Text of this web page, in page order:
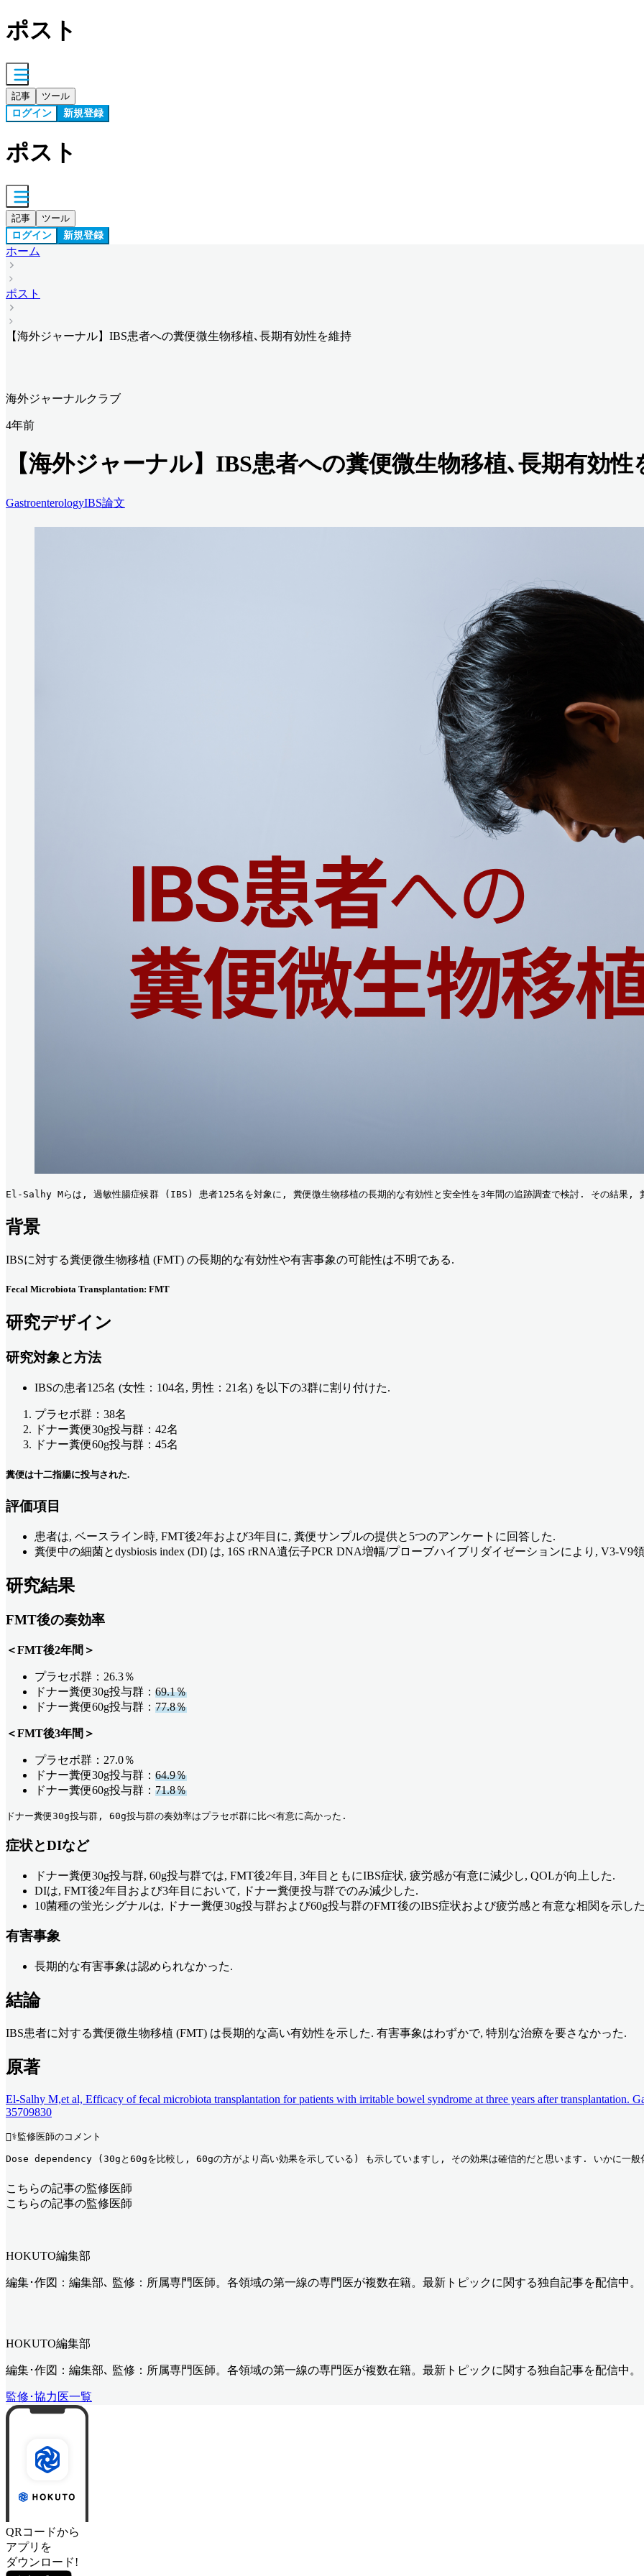
ポスト
記事 ツール
ログイン 新規登録
ポスト
記事 ツール
ログイン 新規登録
ホーム
ポスト
【海外ジャーナル】IBS患者への糞便微生物移植､長期有効性を維持
海外ジャーナルクラブ
4年前
【海外ジャーナル】IBS患者への糞便微生物移植､長期有効性
GastroenterologyIBS論文
El-Salhy Mらは, 過敏性腸症候群 (IBS) 患者125名を対象に, 糞便微生物移植の長期的な有効性と安全性を3年間の追跡調査で検討. その結果
背景
IBSに対する糞便微生物移植 (FMT) の長期的な有効性や有害事象の可能性は不明である.
Fecal Microbiota Transplantation: FMT
研究デザイン
研究対象と方法
IBSの患者125名 (女性：104名, 男性：21名) を以下の3群に割り付けた.
プラセボ群：38名
ドナー糞便30g投与群：42名
ドナー糞便60g投与群：45名
糞便は十二指腸に投与された.
評価項目
患者は, ベースライン時, FMT後2年および3年目に, 糞便サンプルの提供と5つのアンケートに回答した.
糞便中の細菌とdysbiosis index (DI) は, 16S rRNA遺伝子PCR DNA増幅/プローブハイブリダイゼーションにより, V3-V9
研究結果
FMT後の奏効率
＜FMT後2年間＞
プラセボ群：26.3％
ドナー糞便30g投与群： 69.1％
ドナー糞便60g投与群： 77.8％
＜FMT後3年間＞
プラセボ群：27.0％
ドナー糞便30g投与群： 64.9％
ドナー糞便60g投与群： 71.8％
ドナー糞便30g投与群, 60g投与群の奏効率はプラセボ群に比べ有意に高かった.
症状とDIなど
ドナー糞便30g投与群, 60g投与群では, FMT後2年目, 3年目ともにIBS症状, 疲労感が有意に減少し, QOLが向上した.
DIは, FMT後2年目および3年目において, ドナー糞便投与群でのみ減少した.
10菌種の蛍光シグナルは, ドナー糞便30g投与群および60g投与群のFMT後のIBS症状および疲労感と有意な相関を示し
有害事象
長期的な有害事象は認められなかった.
結論
IBS患者に対する糞便微生物移植 (FMT) は長期的な高い有効性を示した. 有害事象はわずかで, 特別な治療を要さなかった.
原著
El-Salhy M,et al, Efficacy of fecal microbiota transplantation for patients with irritable bowel syndrome at three years after transplantation.
35709830
👨‍⚕️監修医師のコメント
Dose dependency (30gと60gを比較し, 60gの方がより高い効果を示している) も示していますし, その効果は確信的だと思います. いかに一般
こちらの記事の監修医師
こちらの記事の監修医師
HOKUTO編集部
編集･作図：編集部､ 監修：所属専門医師。各領域の第一線の専門医が複数在籍。最新トピックに関する独自記事を配信中。
HOKUTO編集部
編集･作図：編集部､ 監修：所属専門医師。各領域の第一線の専門医が複数在籍。最新トピックに関する独自記事を配信中。
監修･協力医一覧
QRコードから
アプリを
ダウンロード!